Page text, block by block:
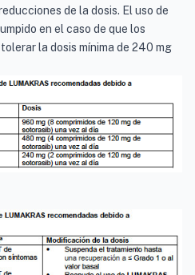
de la dosis. El uso de
en el caso de que los
la dosis mínima de 240 mg